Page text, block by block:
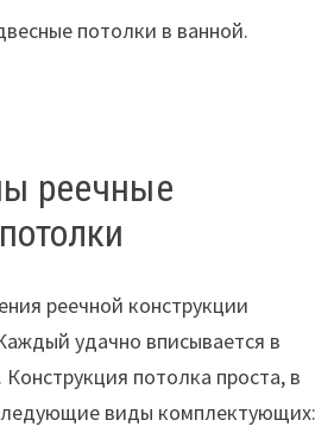
потолки в ванной.
реечные
реечной конструкции
удачно вписывается в
потолка проста, в
виды комплектующих: